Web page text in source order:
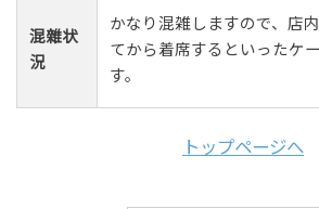
混雜状
況
かなり混雑しますので、店
てから着席するといったケ
す。
トップページへ